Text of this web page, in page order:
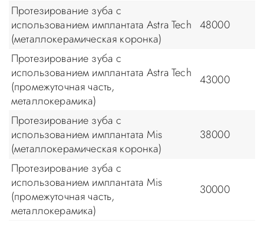
Протезирование зуба с
использованием имплантата Astra Tech
(металлокерамическая коронка)
48000
Протезирование зуба с
использованием имплантата Astra Tech
(промежуточная часть,
металлокерамика)
43000
Протезирование зуба с
использованием имплантата Mis
(металлокерамическая коронка)
38000
Протезирование зуба с
использованием имплантата Mis
(промежуточная часть,
металлокерамика)
30000